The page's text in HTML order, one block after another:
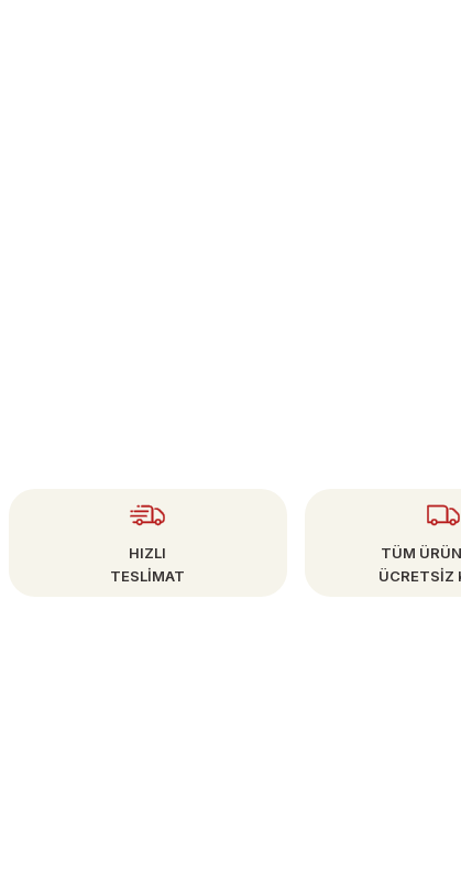
HIZLI
TESLİMAT
TÜM
ÜCRETSİZ